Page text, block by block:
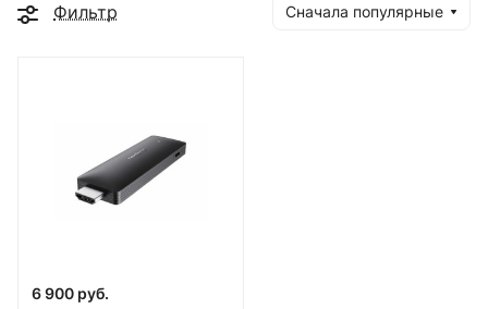
Фильтр Сначала популярные
6 900 руб.